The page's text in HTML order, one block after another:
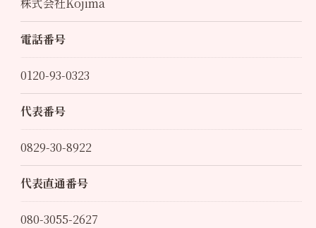
電話番号
0120-93-0323
代表番号
0829-30-8922
代表直通番号
080-3055-2627